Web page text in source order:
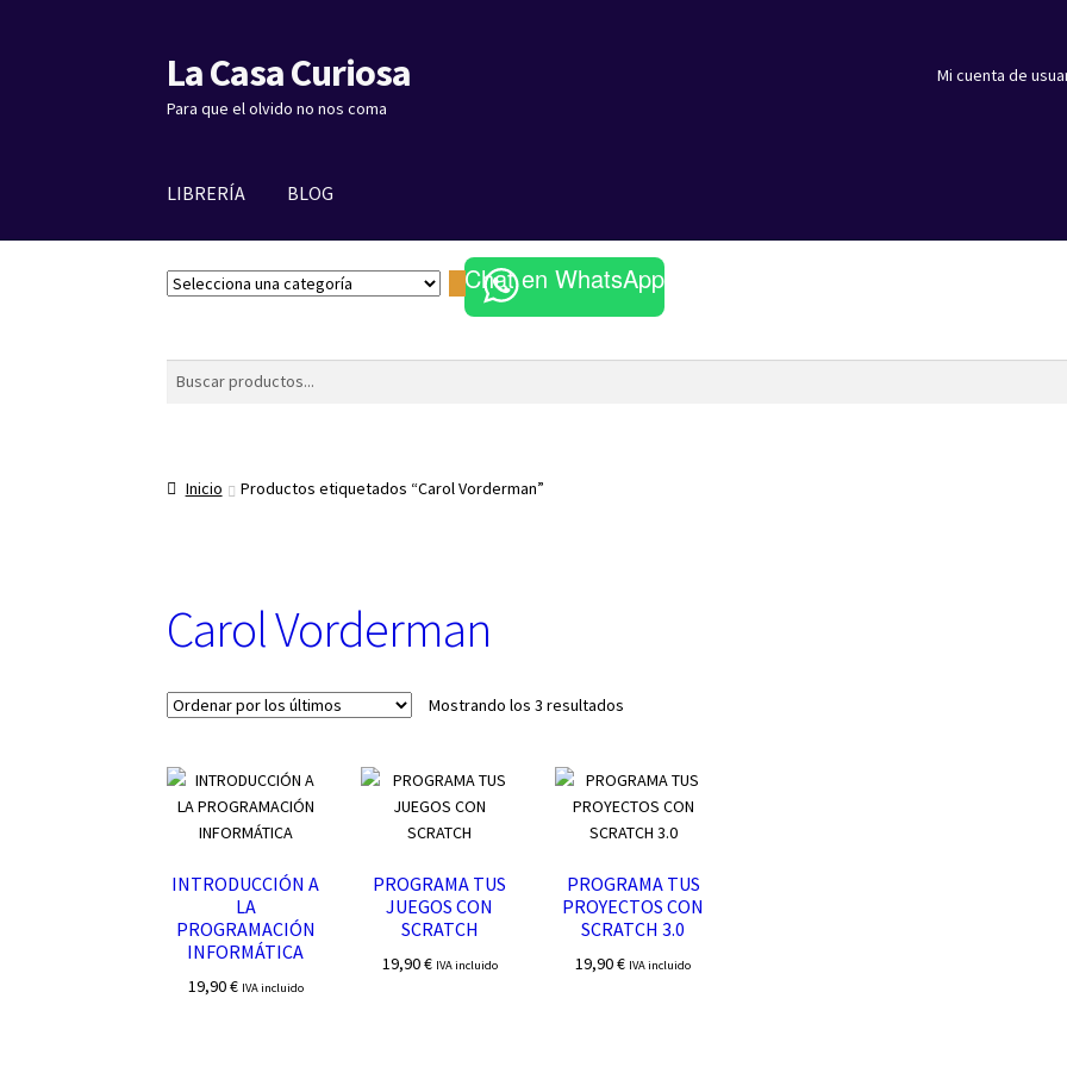
Ir
a
la
Ir
al
contenido
La Casa Curiosa
Para que el olvido no nos coma
Mi cuenta de
LIBRERÍA BLOG
S
e
n
c
a
e
r
Chat en WhatsApp
Buscar
Inicio Productos etiquetados “Carol Vorderman”
Carol Vorderman
Mostrando los 3 resultados
últimos
INTRODUCCIÓN A
LA
PROGRAMACIÓN
INFORMÁTICA
19,90€ IVA incluido
PROGRAMA TUS
JUEGOS CON
SCRATCH
19,90€ IVA incluido
PROGRAMA TUS
PROYECTOS CON
SCRATCH 3.0
19,90€ IVA incluido